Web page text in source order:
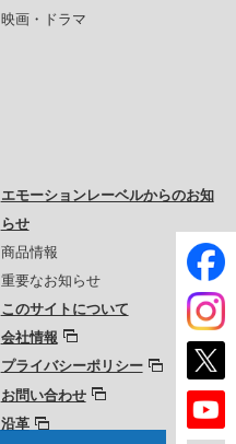
映画・ドラマ
エモーションレーベルからのお知
らせ
商品情報
重要なお知らせ
このサイトについて
会社情報
プライバシーポリシー
お問い合わせ
沿革